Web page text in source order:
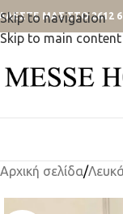
Skip to navigation
Skip to main content
ΜΑΣ ΣΤΟ 2612
Αρχική σελίδα/